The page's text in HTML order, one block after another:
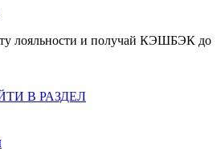
лояльности и получай КЭШБЭК до
В РАЗДЕЛ